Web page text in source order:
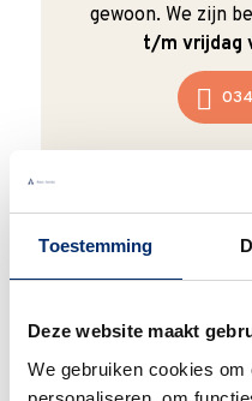
Toestemming
Deze website maakt
We gebruiken cookies
gewoon. We zijn
t/m vrijdag
en duurzaam met
papier.Vanaf €
ook nog eens